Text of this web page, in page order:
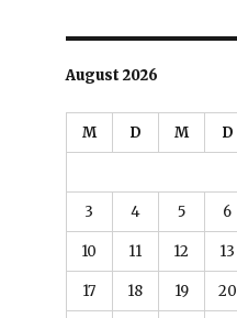
August 2026
M D M D
3 4 5 6
10 11 12 13
17 18 19 20